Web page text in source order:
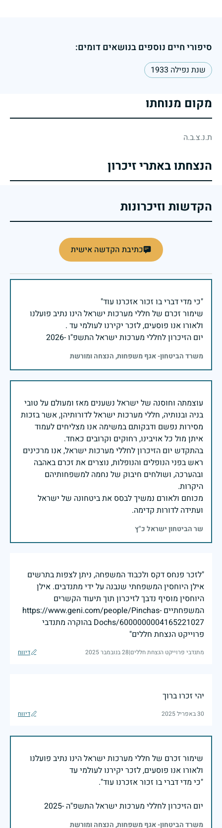
סיפורי חיים נוספים בנושאים דומים:
שנת נפילה 1933
מקום מנוחתו
ת.נ.צ.ב.ה
הנצחתו באתרי זיכרון
הקדשות וזיכרונות
כתיבת הקדשה אישית
שימור זכרם של חללי מערכות ישראל הינו נתיב פועלנו
יום הזיכרון לחללי מערכות ישראל התשפ"ו -2026
משרד הביטחון- אגף משפחות, הנצחה ומורשת
עוצמתה וחוסנה של ישראל נשענים מאז ומעולם על טובי
בניה ובנותיה, חללי מערכות ישראל לדורותיהן, אשר בזכות
מסירות נפשם ודבקותם במשימה אנו מצליחים לעמוד
בהתקדש יום הזיכרון לחללי מערכות ישראל, אנו מרכינים
ראש בפני הנופלים והנופלות, נוצרים את זכרם באהבה
ובהערכה, ושולחים חיבוק של נחמה למשפחותיהם
מכוחם ולאורם נמשיך לבסס את ביטחונה של ישראל
ועתידה לדורות קדימה.
שר הביטחון ישראל כ"ץ
"לזכר פנחס דקס ולכבוד המשפחה, ניתן לצפות בתרשים
אילן היוחסין המשפחתי שנבנה על ידי מתנדבים. אילן
היוחסין מוסיף נדבך לזיכרון תוך תיעוד הקשרים
המשפחתיים https://www.geni.com/people/Pinchas-
Dochs/6000000004165221027 בהוקרה מתנדבי
פרוייקט הנצחת חללים"
מתנדבי פרוייקט הנצחת חללים|28 בנובמבר 2025 דיווח
יהי זכרו ברוך
30 באפריל 2025 דיווח
שימור זכרם של חללי מערכות ישראל הינו נתיב פועלנו
יום הזיכרון לחללי מערכות ישראל התשפ"ה -2025
משרד הביטחון- אגף משפחות, הנצחה ומורשת